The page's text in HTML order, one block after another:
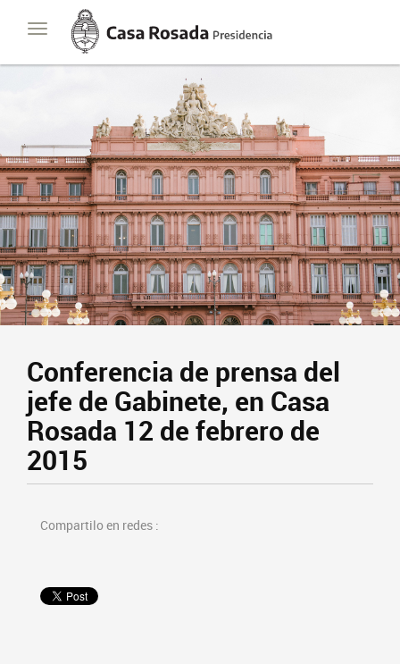
Toggle
navigation
Casa
Rosada
Presidencia
de
Conferencia de prensa del
jefe de Gabinete, en Casa
Rosada 12 de febrero de
2015
Compartilo en redes :